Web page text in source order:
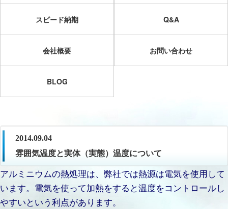
スピード納期 Q&A
会社概要 お問い合わせ
BLOG
2014.09.04
雰囲気温度と実体（実態）温度について
アルミニウムの熱処理は、弊社では熱源は電気を使用して
います。電気を使って加熱をすると温度をコントロールし
やすいという利点があります。